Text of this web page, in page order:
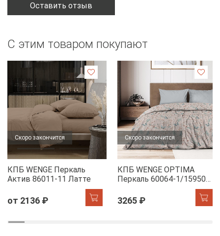
Оставить отзыв
С этим товаром покупают
Скоро закончится
КПБ WENGE Перкаль
Актив 86011-11 Латте
от 2136 ₽
Скоро закончится
КПБ WENGE OPTIMA
Перкаль 60064-1/15950-
3265 ₽